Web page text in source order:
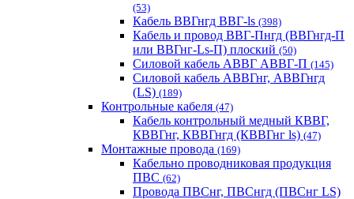
(53)
Кабель ВВГнгд ВВГ-ls (398)
Кабель и провод ВВГ-Пнгд (ВВГнгд-П
или ВВГнг-Ls-П) плоский (50)
Силовой кабель АВВГ АВВГ-П (145)
Силовой кабель АВВГнг, АВВГнгд
(LS) (189)
Контрольные кабеля (47)
Кабель контрольный медный КВВГ,
КВВГнг, КВВГнгд (КВВГнг ls) (47)
Монтажные провода (169)
Кабельно проводниковая продукция
ПВС (62)
Провода ПВСнг, ПВСнгд (ПВСнг LS)